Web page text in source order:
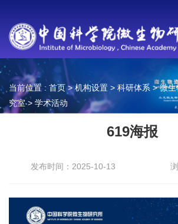
当前位置 : 首页>机构设置 > 科研体系 >微生
究室> 学术活动
619海报
发布时间：2025-10-13